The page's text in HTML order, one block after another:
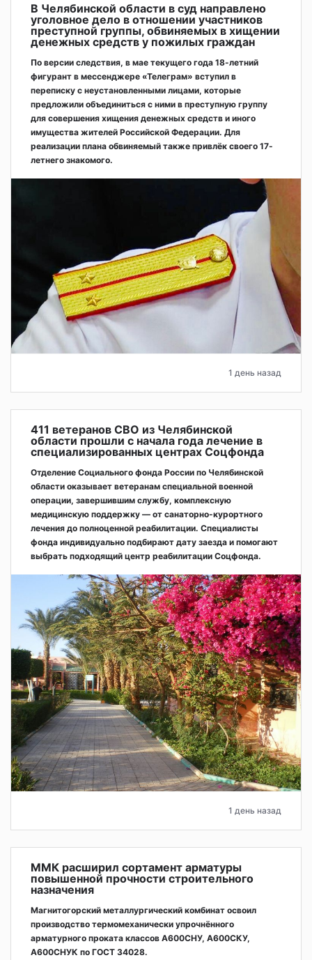
В Челябинской области в суд направлено
уголовное дело в отношении участников
преступной группы, обвиняемых в хищении
денежных средств у пожилых граждан
По версии следствия, в мае текущего года 18-летний
фигурант в мессенджере «Телеграм» вступил в
переписку с неустановленными лицами, которые
предложили объединиться с ними в преступную группу
для совершения хищения денежных средств и иного
имущества жителей Российской Федерации. Для
реализации плана обвиняемый также привлёк своего 17-
летнего знакомого.
1 день назад
411 ветеранов СВО из Челябинской
области прошли с начала года лечение в
специализированных центрах Соцфонда
Отделение Социального фонда России по Челябинской
области оказывает ветеранам специальной военной
операции, завершившим службу, комплексную
медицинскую поддержку — от санаторно-курортного
лечения до полноценной реабилитации. Специалисты
фонда индивидуально подбирают дату заезда и помогают
выбрать подходящий центр реабилитации Соцфонда.
1 день назад
ММК расширил сортамент арматуры
повышенной прочности строительного
назначения
Магнитогорский металлургический комбинат освоил
производство термомеханически упрочнённого
арматурного проката классов А600СНУ, А600СКУ,
А600СНУК по ГОСТ 34028.